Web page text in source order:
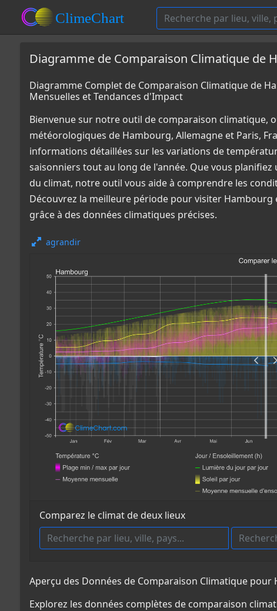
Diagramme de Comparaison Climatique de
Diagramme Complet de Comparaison Climatique de
Mensuelles et Tendances d'Impact
Bienvenue sur notre outil de comparaison climatique,
météorologiques de Hambourg, Allemagne et Paris,
informations détaillées sur les variations de
saisonniers tout au long de l'année. Que vous
du climat, notre outil vous aide à comprendre les
Découvrez la meilleure période pour visiter Hambourg
grâce à des données climatiques précises.
agrandir
Comparez le climat de deux lieux
Aperçu des Données de Comparaison Climatique pour
Explorez les données complètes de comparaison